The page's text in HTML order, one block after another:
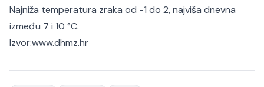
Najniža temperatura zraka od -1 do 2, najviša dnevna
između 7 i 10 °C.
Izvor:www.dhmz.hr